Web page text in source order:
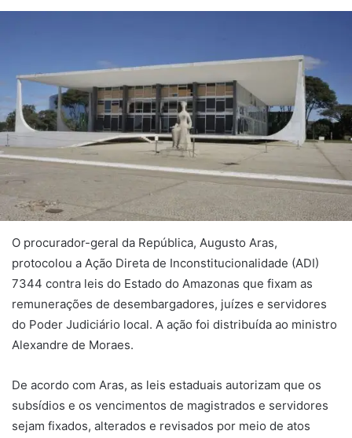
O procurador-geral da República, Augusto Aras,
protocolou a Ação Direta de Inconstitucionalidade (ADI)
7344 contra leis do Estado do Amazonas que fixam as
remunerações de desembargadores, juízes e servidores
do Poder Judiciário local. A ação foi distribuída ao ministro
Alexandre de Moraes.
De acordo com Aras, as leis estaduais autorizam que os
subsídios e os vencimentos de magistrados e servidores
sejam fixados, alterados e revisados por meio de atos